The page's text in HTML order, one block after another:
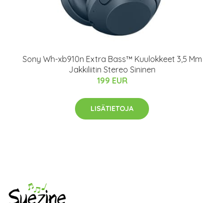
Sony Wh-xb910n Extra Bass™ Kuulokkeet 3,5 Mm
Jakkiliitin Stereo Sininen
199 EUR
LISÄTIETOJA